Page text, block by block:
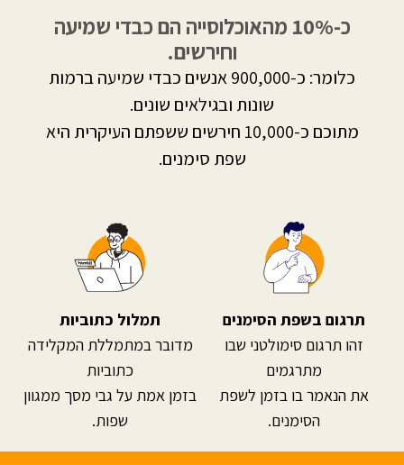
כ-10% מהאוכלוסייה הם כבדי שמיעה
וחירשים.
כלומר: כ-900,000 אנשים כבדי שמיעה ברמות
שונות ובגילאים שונים.
מתוכם כ-10,000 חירשים ששפתם העיקרית היא
שפת סימנים.
תרגום בשפת הסימנים
זהו תרגום סימולטני שבו
מתרגמים
את הנאמר בו בזמן לשפת
הסימנים.
תמלול כתוביות
מדובר במתמללת המקלידה
כתוביות
בזמן אמת על גבי מסך ממגוון
שפות.